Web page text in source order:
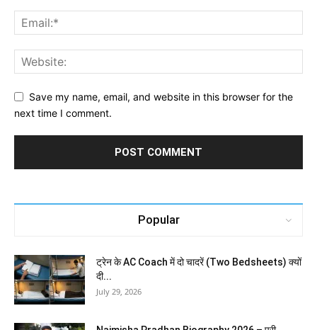
Save my name, email, and website in this browser for the
next time I comment.
Popular
ट्रेन के AC Coach में दो चादरें (Two Bedsheets) क्यों
दी...
July 29, 2026